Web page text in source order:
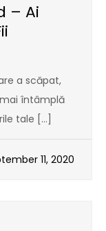
– Ai
a scăpat,
întâmplă
tale […]
11, 2020